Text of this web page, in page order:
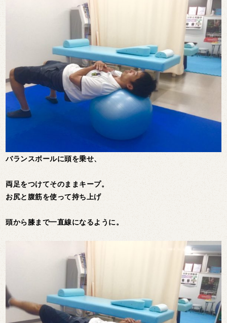
バランスボールに頭を乗せ、
両足をつけてそのままキープ。
お尻と腹筋を使って持ち上げ
頭から膝まで一直線になるように。